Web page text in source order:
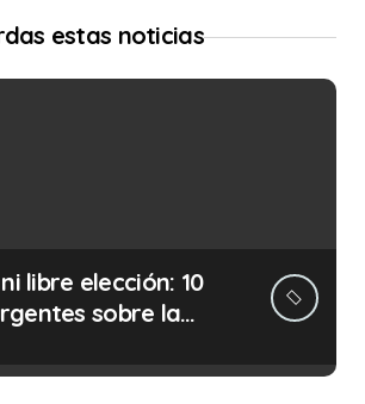
estas noticias
libre elección: 10
sobre la